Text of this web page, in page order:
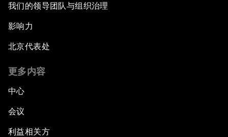
我们的领导团队与组织治理
影响力
北京代表处
更多内容
中心
会议
利益相关方